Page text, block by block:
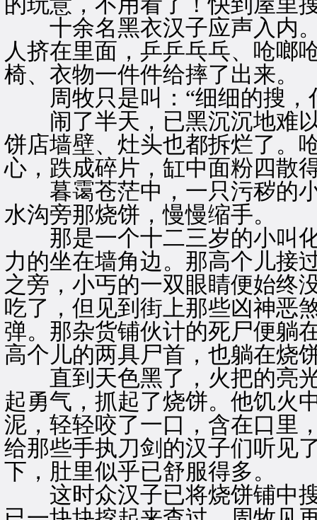
十余名黑衣汉子应声入内。
人挤在里面，乒乒乓乓、呛啷
椅、衣物一件件给摔了出来。
周牧只是叫：“细细的搜，
闹了半天，已黑沉沉地难以
饼店墙壁、灶头也都拆烂了。
心，跌成碎片，缸中面粉四散
暮霭苍茫中，一只污秽的小
水沟旁那烧饼，慢慢缩手。
那是一个十二三岁的小叫化
力的坐在墙角边。那高个儿接
之旁，小丐的一双眼睛便始终
吃了，但见到街上那些凶神恶
弹。那杂货铺伙计的死尸便躺
高个儿的两具尸首，也躺在烧
直到天色黑了，火把的亮光
起勇气，抓起了烧饼。他饥火
泥，轻轻咬了一口，含在口里
给那些手执刀剑的汉子们听见
下，肚里似乎已舒服得多。
这时众汉子已将烧饼铺中搜